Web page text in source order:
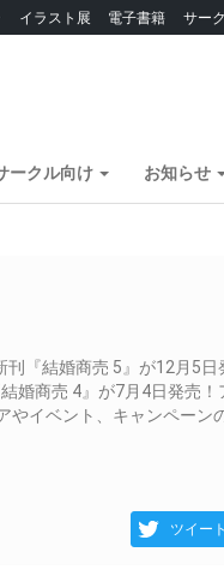
イラスト展 電子書籍 サー
ークル向け お知らせ
『結婚商売 5』が12月5日
婚商売 4』が7月4日発売！
イベント、キャンペーン
ツイー